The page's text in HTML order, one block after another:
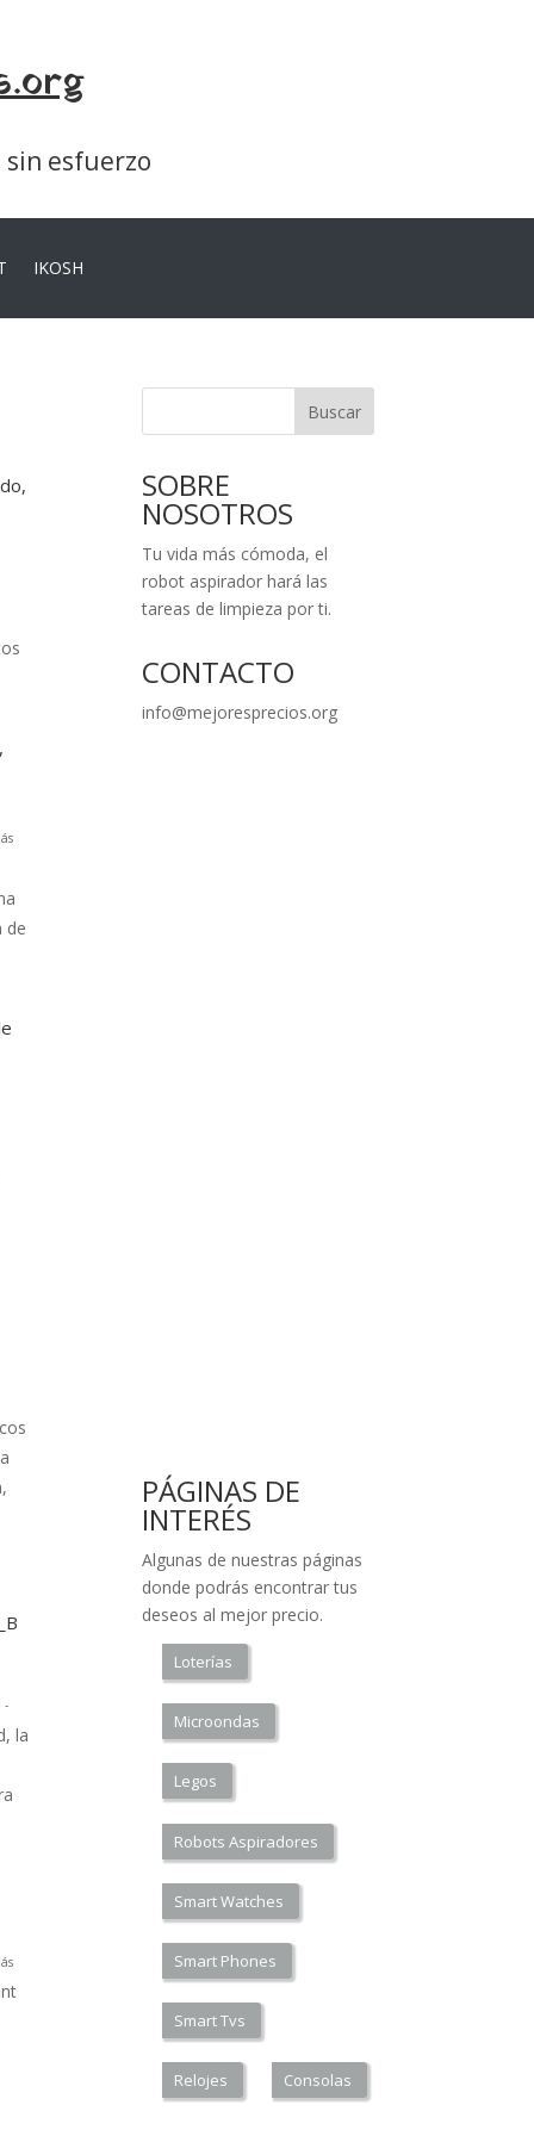
esfuerzo
IKOSH
de
-
la
Buscar
SOBRE
NOSOTROS
Tu vida más cómoda, el
robot aspirador hará las
tareas de limpieza por ti.
CONTACTO
info@mejoresprecios.org
PÁGINAS DE
INTERÉS
Algunas de nuestras páginas
donde podrás encontrar tus
deseos al mejor precio.
Loterías
Microondas
Legos
Robots Aspiradores
Smart Watches
Smart Phones
Smart Tvs
Relojes Consolas